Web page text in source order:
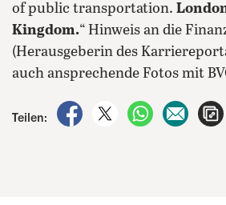
of public transportation.
Kingdom.“ Hinweis an die
(Herausgeberin des
auch ansprechende Fotos mit
Teilen:
auf Facebook teilen
auf X teilen
per per